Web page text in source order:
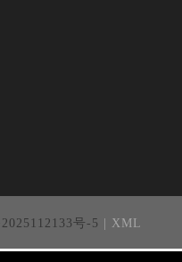
号-5
| XML